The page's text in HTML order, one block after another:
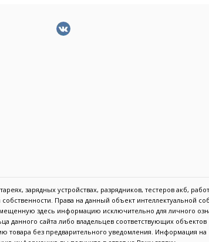
зарядных устройствах, разрядников, тестеров акб,
Права на данный объект интеллектуальной
здесь информацию исключительно для личного
данного сайта либо владельцев соответствующих
товара без предварительного уведомления. Информация